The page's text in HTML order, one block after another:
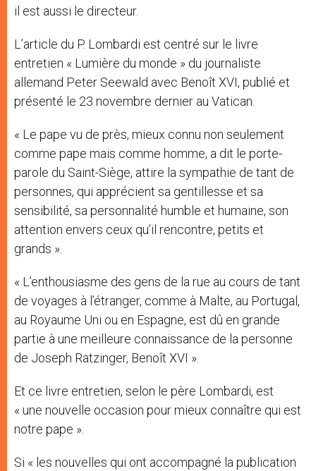
il est aussi le directeur.
L’article du P. Lombardi est centré sur le livre
entretien « Lumière du monde » du journaliste
allemand Peter Seewald avec Benoît XVI, publié et
présenté le 23 novembre dernier au Vatican.
« Le pape vu de près, mieux connu non seulement
comme pape mais comme homme, a dit le porte-
parole du Saint-Siège, attire la sympathie de tant de
personnes, qui apprécient sa gentillesse et sa
sensibilité, sa personnalité humble et humaine, son
attention envers ceux qu’il rencontre, petits et
grands ».
« L’enthousiasme des gens de la rue au cours de tant
de voyages à l’étranger, comme à Malte, au Portugal,
au Royaume Uni ou en Espagne, est dû en grande
partie à une meilleure connaissance de la personne
de Joseph Ratzinger, Benoît XVI ».
Et ce livre entretien, selon le père Lombardi, est
« une nouvelle occasion pour mieux connaître qui est
notre pape ».
Si « les nouvelles qui ont accompagné la publication